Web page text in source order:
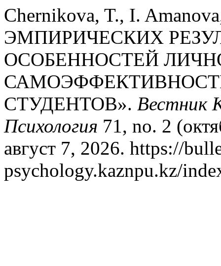
Chernikova, T., I.
ЭМПИРИЧЕСКИХ
ОСОБЕННОСТЕЙ
СТУДЕНТОВ». Вестник
Психология 71, no. 2
август 7, 2026. https://
psychology.kaznpu.kz/